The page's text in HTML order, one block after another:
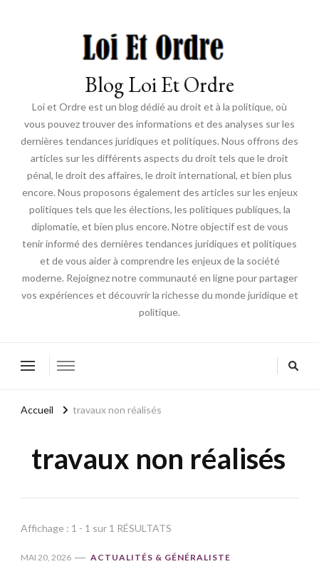
Blog Loi Et Ordre
Loi et Ordre est un blog dédié au droit et à la politique, où
vous pouvez trouver des informations et des analyses sur les
dernières tendances juridiques et politiques. Nous offrons des
articles sur les différents aspects du droit tels que le droit
pénal, le droit des affaires, le droit international, et bien plus
encore. Nous proposons également des articles sur les enjeux
politiques tels que les élections, les politiques publiques, la
diplomatie, et bien plus encore. Notre objectif est de vous
tenir informé des dernières tendances juridiques et politiques
et de vous aider à comprendre les enjeux de la société
moderne. Rejoignez notre communauté en ligne pour partager
vos expériences et découvrir la richesse du monde juridique et
politique.
Accueil travaux non réalisés
travaux non réalisés
Affichage : 1 - 1 sur 1 RÉSULTATS
MAI 20, 2026 ACTUALITÉS & GÉNÉRALISTE